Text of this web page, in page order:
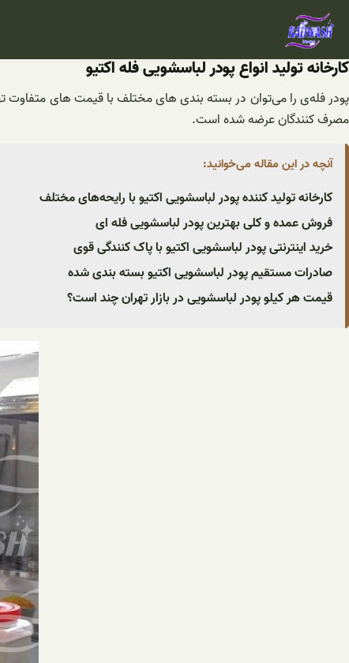
رفتن
کارخانه تولید انواع پودر لباسشویی فله اکتیو
پودر فله‌ی را می‌توان در بسته بندی‌ های مختلف با قیمت‌ های متفاوت
مصرف کنندگان عرضه شده است.
آنچه در این مقاله می‌خوانید:
کارخانه تولید کننده پودر لباسشویی اکتیو با رایحه‌های مختلف
فروش عمده و کلی بهترین پودر لباسشویی فله ای
خرید اینترنتی پودر لباسشویی اکتیو با پاک کنندگی قوی
صادرات مستقیم پودر لباسشویی اکتیو بسته بندی شده
قیمت هر کیلو پودر لباسشویی در بازار تهران چند است؟